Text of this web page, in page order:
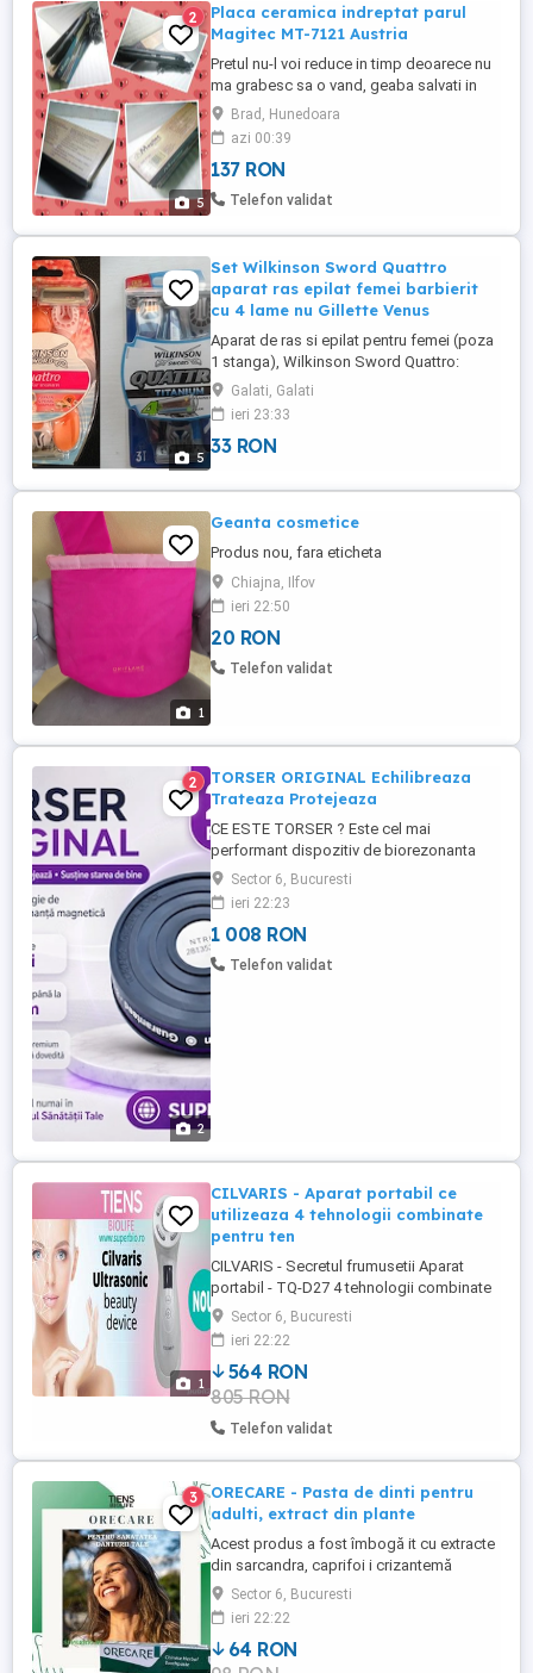
5
2
Placa ceramica indreptat parul
Magitec MT-7121 Austria
Pretul nu-l voi reduce in timp deoarece nu
ma grabesc sa o vand, geaba salvati in
favorite crezand ca-l scad, normal il cresc
constant Doar 137 lei negociabil oricum
valoreaza mai mult de atat Nu o trimit cu
ramburs Care vor sa-mi vanda ori isi dau
cu parerea sau compara cu alte oferte
Brad, Hunedoara
azi 00:39
137 RON
Telefon validat
5
Set Wilkinson Sword Quattro
aparat ras epilat femei barbierit
cu 4 lame nu Gillette Venus
Aparat de ras si epilat pentru femei (poza
1 stanga), Wilkinson Sword Quattro:
primul aparat din lume cu 4 lame paralele,
fabricat la Solingen, Germania; seturi
originale cumparate din Anglia; nu scrie pe
ele precum pe unele ce se gasesc prin
otel de lame reciclat. ...
Galati, Galati
ieri 23:33
33 RON
1
Geanta cosmetice
Produs nou, fara eticheta
Chiajna, Ilfov
ieri 22:50
20 RON
Telefon validat
2
2
TORSER ORIGINAL Echilibreaza
Trateaza Protejeaza
CE ESTE TORSER ? Este cel mai
performant dispozitiv de biorezonanta
portabil care mareste, echilibreaza si
protejeaza campul bioenergetic uman.
Torser stimuleaza mecanisme de
autovindecare ale organismului, creste
imunitatea si protejeaza impotriva
Sector 6, Bucuresti
ieri 22:23
1 008 RON
Telefon validat
1
CILVARIS - Aparat portabil ce
utilizeaza 4 tehnologii combinate
pentru ten
CILVARIS - Secretul frumusetii Aparat
portabil - TQ-D27 4 tehnologii combinate
pentru ten: - Lifting - Tonus facial -
Intinerire - Modelarea fetei in forma de V
Sector 6, Bucuresti
ieri 22:22
564 RON
805 RON
Telefon validat
3
ORECARE - Pasta de dinti pentru
adulti, extract din plante
Acest produs a fost îmbogă it cu extracte
din sarcandra, caprifoi i crizantemă
sălbatică, care pot preveni halena i
împrospăta respira ia. De asemenea, pot
îmbunătă i duritatea, capacitatea anti-
acidă a din ilor i prevenirea cariilor.
Sector 6, Bucuresti
ieri 22:22
64 RON